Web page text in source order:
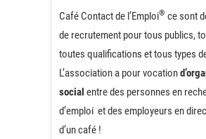
Café Contact de l’Emploi® ce sont
de recrutement pour tous publics,
toutes qualifications et tous types
L’association a pour vocation
social entre des personnes en
d’emploi et des employeurs en
d’un café !